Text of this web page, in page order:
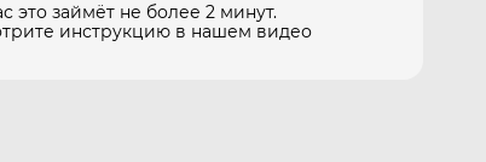
это займёт не более 2 минут.
инструкцию в нашем видео